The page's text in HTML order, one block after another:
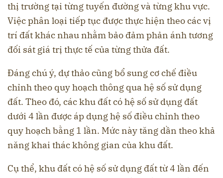
thị trường tại từng tuyến đường và từng khu vực.
Việc phân loại tiếp tục được thực hiện theo các vị
trí đất khác nhau nhằm bảo đảm phản ánh tương
đối sát giá trị thực tế của từng thửa đất.
Đáng chú ý, dự thảo cũng bổ sung cơ chế điều
chỉnh theo quy hoạch thông qua hệ số sử dụng
đất. Theo đó, các khu đất có hệ số sử dụng đất
dưới 4 lần được áp dụng hệ số điều chỉnh theo
quy hoạch bằng 1 lần. Mức này tăng dần theo khả
năng khai thác không gian của khu đất.
Cụ thể, khu đất có hệ số sử dụng đất từ 4 lần đến